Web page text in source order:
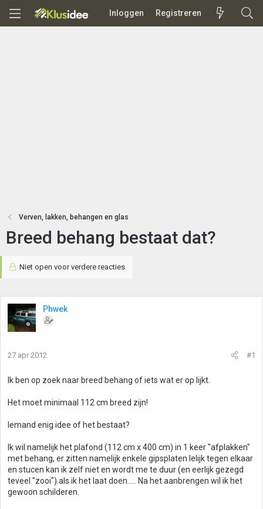
Inloggen Registreren
Verven, lakken, behangen en glas
Breed behang bestaat dat?
Niet open voor verdere reacties.
Phwek
27 apr 2012 #1
Ik ben op zoek naar breed behang of iets wat er op lijkt.
Het moet minimaal 112 cm breed zijn!
Iemand enig idee of het bestaat?
Ik wil namelijk het plafond (112 cm x 400 cm) in 1 keer "afplakken"
met behang, er zitten namelijk enkele gipsplaten lelijk tegen elkaar
en stucen kan ik zelf niet en wordt me te duur (en eerlijk gezegd
teveel "zooi") als ik het laat doen..... Na het aanbrengen wil ik het
gewoon schilderen.